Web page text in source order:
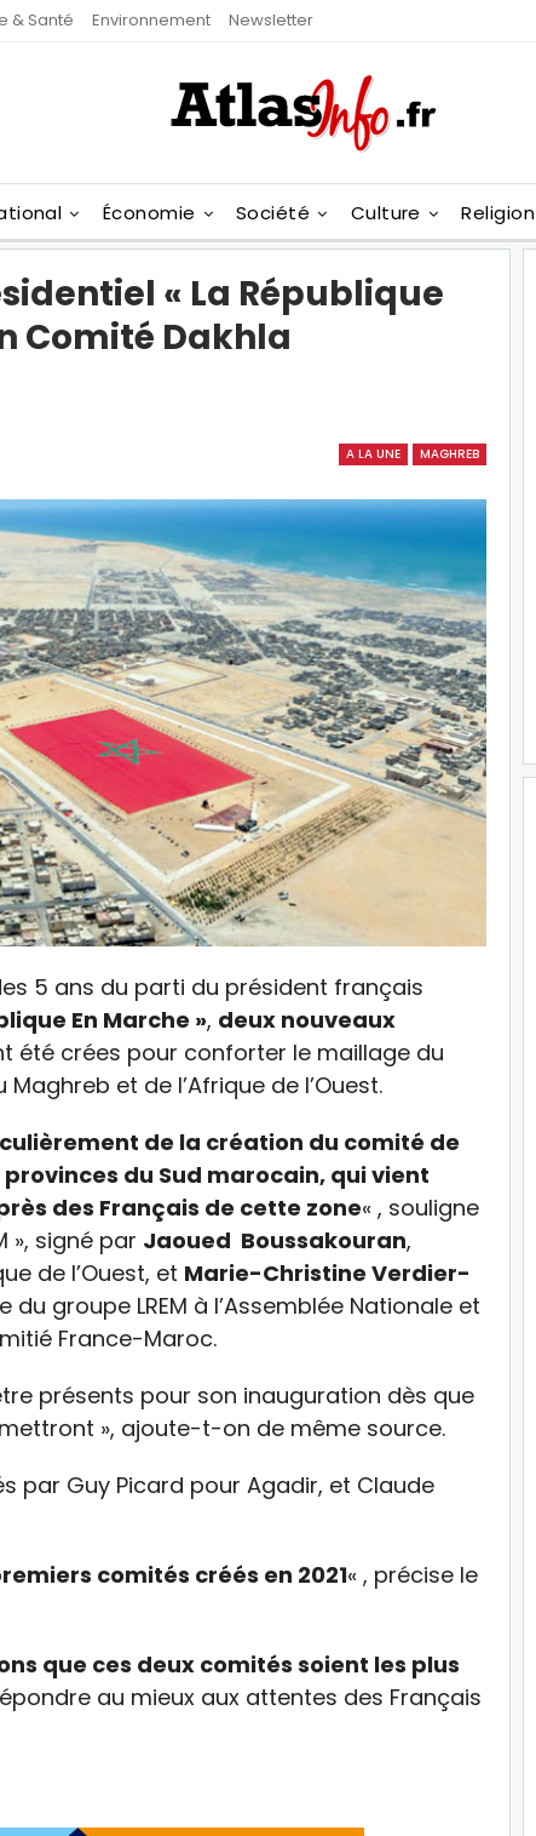
& Santé Environnement Newsletter
Économie Société Culture Religion
« La République
Comité Dakhla
A LA UNE MAGHREB
5 ans du parti du président français
En Marche », deux nouveaux
été crées pour conforter le maillage du
et de l’Afrique de l’Ouest.
de la création du comité de
provinces du Sud marocain, qui vient
des Français de cette zone« , souligne
», signé par Jaoued Boussakouran,
de l’Ouest, et Marie-Christine Verdier-
groupe LREM à l’Assemblée Nationale et
France-Maroc.
présents pour son inauguration dès que
», ajoute-t-on de même source.
par Guy Picard pour Agadir, et Claude
comités créés en 2021« , précise le
que ces deux comités soient les plus
au mieux aux attentes des Français